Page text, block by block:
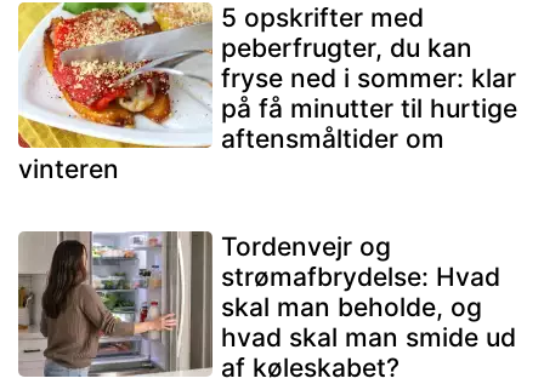
5 opskrifter med
peberfrugter, du kan
fryse ned i sommer: klar
på få minutter til hurtige
aftensmåltider om
vinteren
Tordenvejr og
strømafbrydelse: Hvad
skal man beholde, og
hvad skal man smide ud
af køleskabet?